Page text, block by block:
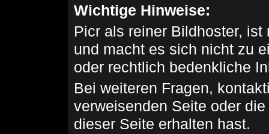
Wichtige Hinweise:
Picr als reiner Bildhoster,
und macht es sich nicht zu
oder rechtlich bedenkliche
Bei weiteren Fragen,
verweisenden Seite oder
dieser Seite erhalten hast.